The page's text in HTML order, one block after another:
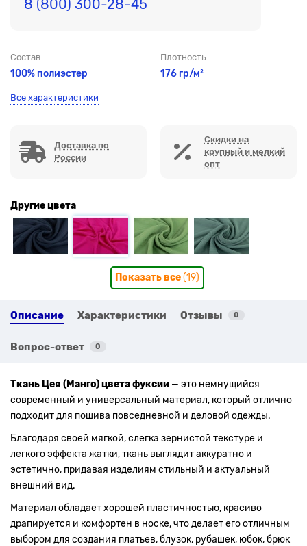
8 (800) 300-28-45
Состав
100% полиэстер
Плотность
176 гр/м²
Все характеристики
Доставка по
России
Скидки на
крупный и мелкий
опт
Другие цвета
Показать все(19)
Описание Характеристики Отзывы 0
Вопрос-ответ 0
Ткань Цея (Манго) цвета фуксии — это немнущийся
современный и универсальный материал, который отлично
подходит для пошива повседневной и деловой одежды.
Благодаря своей мягкой, слегка зернистой текстуре и
легкого эффекта жатки, ткань выглядит аккуратно и
эстетично, придавая изделиям стильный и актуальный
внешний вид.
Материал обладает хорошей пластичностью, красиво
драпируется и комфортен в носке, что делает его отличным
выбором для создания платьев, блузок, рубашек, юбок, брюк